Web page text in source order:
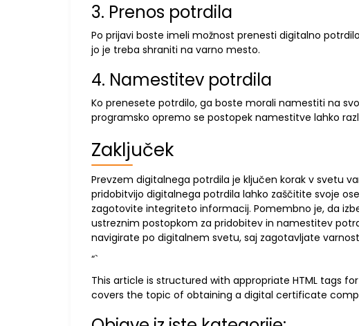
3. Prenos potrdila
Po prijavi boste imeli možnost prenesti digitalno
jo je treba shraniti na varno mesto.
4. Namestitev potrdila
Ko prenesete potrdilo, ga boste morali namestiti na
programsko opremo se postopek namestitve lahko
Zaključek
Prevzem digitalnega potrdila je ključen korak v svetu
pridobitvijo digitalnega potrdila lahko zaščitite svoje
zagotovite integriteto informacij. Pomembno je, da
ustreznim postopkom za pridobitev in namestitev
navigirate po digitalnem svetu, saj zagotavljate
“`
This article is structured with appropriate HTML tags
covers the topic of obtaining a digital certificate